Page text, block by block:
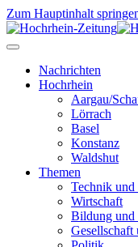
Zum Hauptinhalt
Nachrichten
Hochrhein
Aargau/
Lörrach
Basel
Konstanz
Waldshut
Themen
Technik
Wirtschaft
Bildung
Gesellschaft